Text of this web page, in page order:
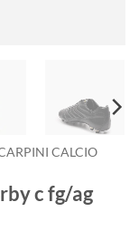
CALCIO
c fg/ag